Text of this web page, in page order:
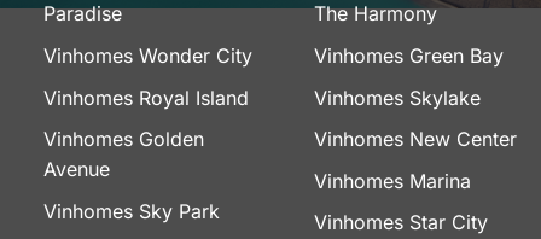
Paradise
Vinhomes Wonder City
Vinhomes Royal Island
Vinhomes Golden
Avenue
Vinhomes Sky Park
The Harmony
Vinhomes Green Bay
Vinhomes Skylake
Vinhomes New Center
Vinhomes Marina
Vinhomes Star City